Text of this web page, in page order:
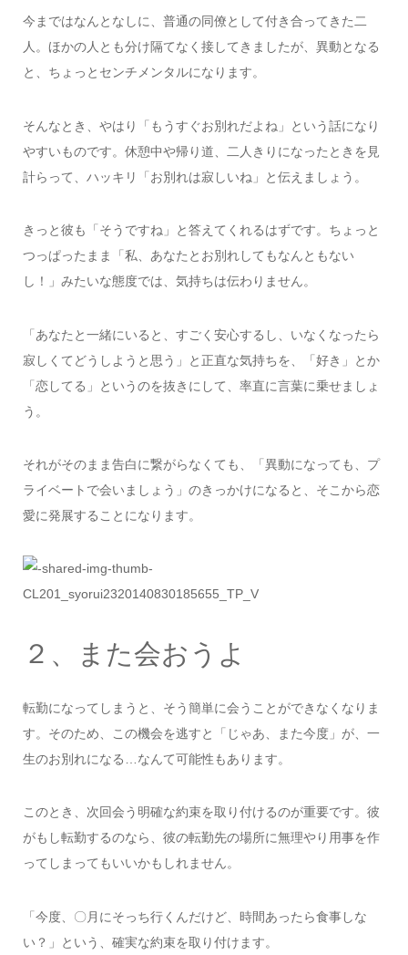
今まではなんとなしに、普通の同僚として付き合ってきた二
人。ほかの人とも分け隔てなく接してきましたが、異動となる
と、ちょっとセンチメンタルになります。
そんなとき、やはり「もうすぐお別れだよね」という話になり
やすいものです。休憩中や帰り道、二人きりになったときを見
計らって、ハッキリ「お別れは寂しいね」と伝えましょう。
きっと彼も「そうですね」と答えてくれるはずです。ちょっと
つっぱったまま「私、あなたとお別れしてもなんともない
し！」みたいな態度では、気持ちは伝わりません。
「あなたと一緒にいると、すごく安心するし、いなくなったら
寂しくてどうしようと思う」と正直な気持ちを、「好き」とか
「恋してる」というのを抜きにして、率直に言葉に乗せましょ
う。
それがそのまま告白に繋がらなくても、「異動になっても、プ
ライベートで会いましょう」のきっかけになると、そこから恋
愛に発展することになります。
２、また会おうよ
転勤になってしまうと、そう簡単に会うことができなくなりま
す。そのため、この機会を逃すと「じゃあ、また今度」が、一
生のお別れになる…なんて可能性もあります。
このとき、次回会う明確な約束を取り付けるのが重要です。彼
がもし転勤するのなら、彼の転勤先の場所に無理やり用事を作
ってしまってもいいかもしれません。
「今度、〇月にそっち行くんだけど、時間あったら食事しな
い？」という、確実な約束を取り付けます。